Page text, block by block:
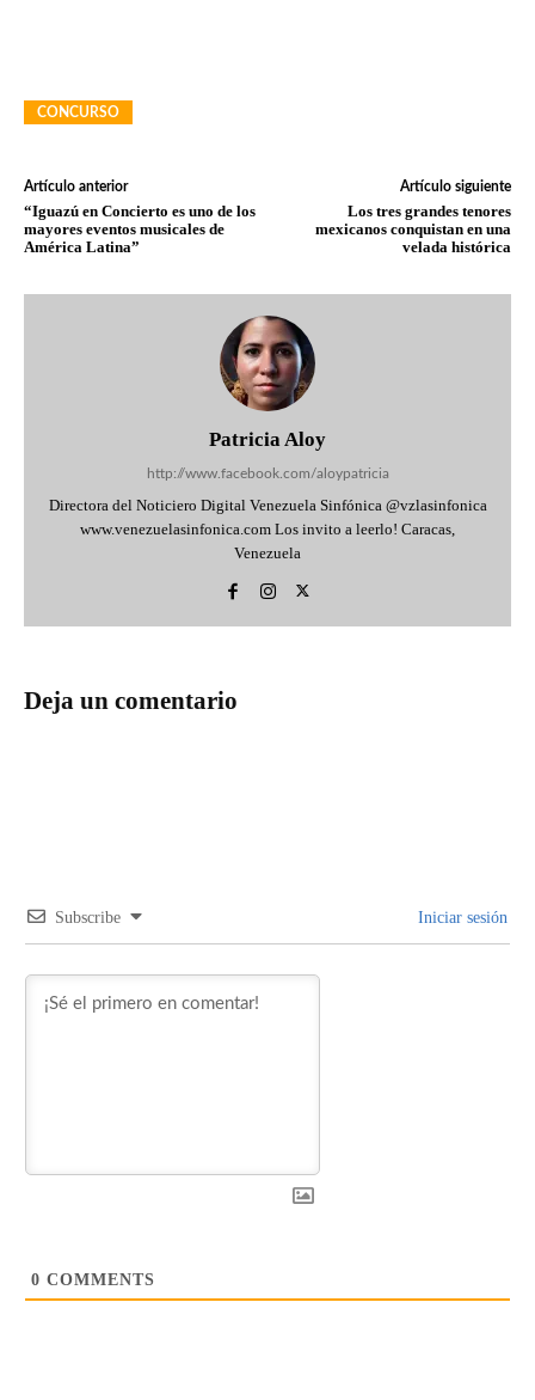
CONCURSO
Artículo anterior
“Iguazú en Concierto es uno de los
mayores eventos musicales de
América Latina”
Artículo siguiente
Los tres grandes tenores
mexicanos conquistan en una
velada histórica
Patricia Aloy
http://www.facebook.com/aloypatricia
Directora del Noticiero Digital Venezuela Sinfónica @vzlasinfonica
www.venezuelasinfonica.com Los invito a leerlo! Caracas,
Venezuela
Deja un comentario
Subscribe Iniciar sesión
0 COMMENTS